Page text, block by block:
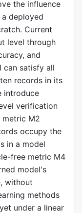
the influence
deployed
Current
level through
and
can satisfy all
records in its
introduce
verification
metric M2
occupy the
in a model
free metric M4
model's
without
methods
under a linear